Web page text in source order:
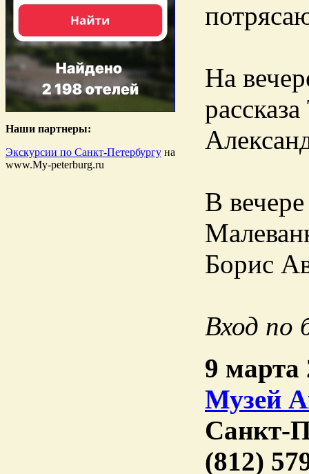
Наши партнеры:
Экскурсии по Санкт-Петербургу на
www.My-peterburg.ru
На
В
Борис
Вход по
9 марта
Музей
Санкт-
(812)